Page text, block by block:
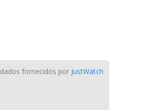
dados fornecidos por JustWatch